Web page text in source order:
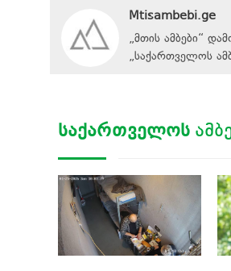
Mtisambebi.ge
„მთის ამბები“
„საქართველოს
ᲡᲐᲥᲐᲠᲗᲕᲔᲚᲝᲡ